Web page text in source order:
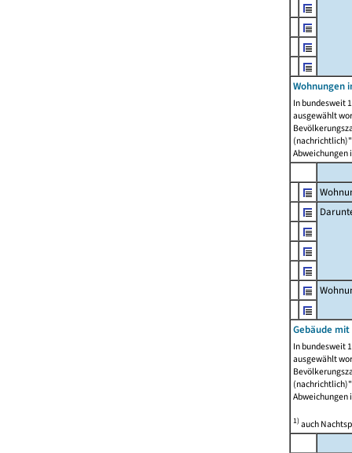
Wohnungen
In bundesweit
ausgewählt
Abweichungen
Gebäude
In bundesweit
ausgewählt
Abweichungen
1)auch